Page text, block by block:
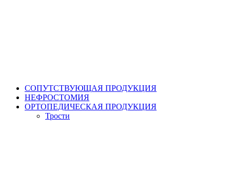
СОПУТСТВУЮЩАЯ ПРОДУКЦИЯ
НЕФРОСТОМИЯ
ОРТОПЕДИЧЕСКАЯ ПРОДУКЦИЯ
Трости